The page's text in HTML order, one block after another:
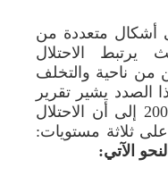
أشكال متعددة من
يرتبط الاحتلال
من ناحية والتخلف
الصدد يشير تقرير
التنمية البشرية العربية لعام 2009 إلى أن الاحتلال
ثلاثة مستويات:
الآتي: